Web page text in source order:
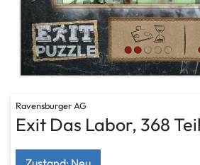
Ravensburger AG
Exit Das Labor, 368